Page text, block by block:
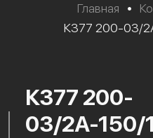
Главная •
К377 200-03/
К377 200-
03/2А-150/